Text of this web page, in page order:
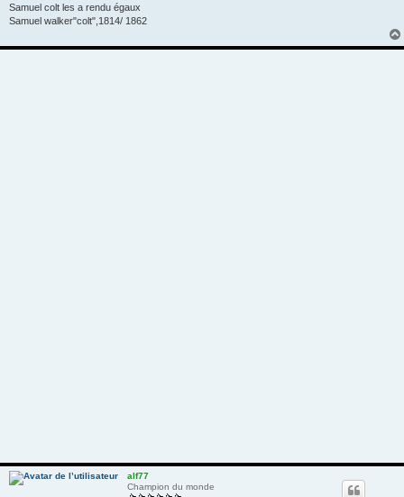
Samuel colt les a rendu égaux
Samuel walker"colt",1814/ 1862
alf77
Champion du monde